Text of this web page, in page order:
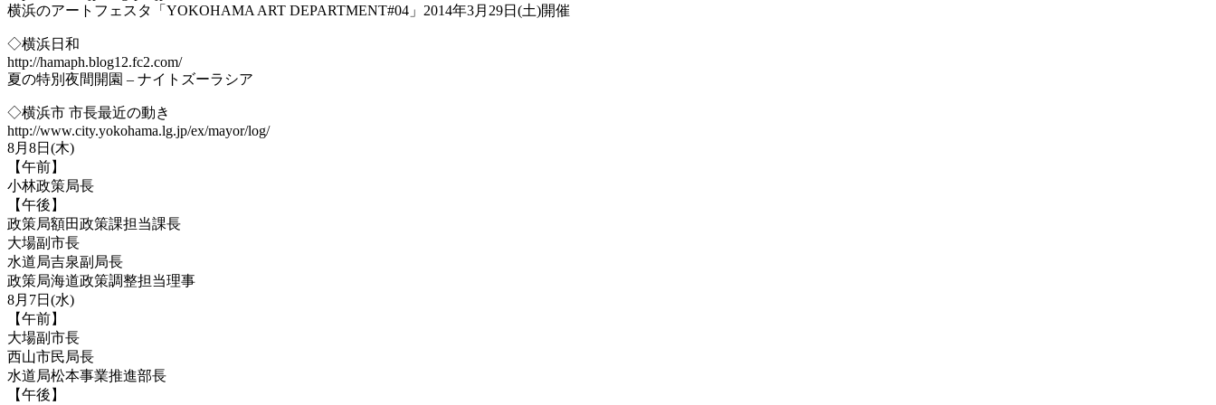
横浜のアートフェスタ「YOKOHAMA ART DEPARTMENT#04」2014年3月29日(土)開催
◇横浜日和
http://hamaph.blog12.fc2.com/
夏の特別夜間開園 – ナイトズーラシア
◇横浜市 市長最近の動き
http://www.city.yokohama.lg.jp/ex/mayor/log/
8月8日(木)
【午前】
小林政策局長
【午後】
政策局額田政策課担当課長
大場副市長
水道局吉泉副局長
政策局海道政策調整担当理事
8月7日(水)
【午前】
大場副市長
西山市民局長
水道局松本事業推進部長
【午後】